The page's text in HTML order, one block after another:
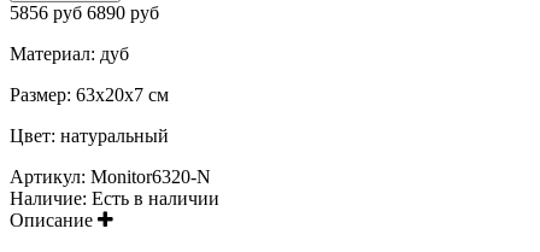
5856 руб 6890 руб
Материал: дуб
Размер: 63х20х7 см
Цвет: натуральный
Артикул: Monitor6320-N
Наличие: Есть в наличии
Описание